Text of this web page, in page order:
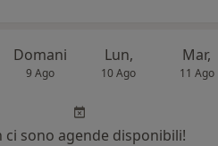
Domani
9 Ago
Lun,
10 Ago
Mar,
11 Ago
ci sono agende disponibili!